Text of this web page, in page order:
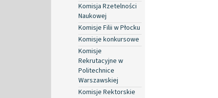
Komisja Rzetelności
Naukowej
Komisje Filii w Płocku
Komisje konkursowe
Komisje
Rekrutacyjne w
Politechnice
Warszawskiej
Komisje Rektorskie